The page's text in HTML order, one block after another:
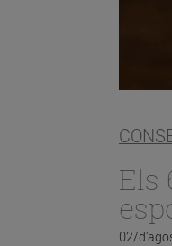
Els
02/